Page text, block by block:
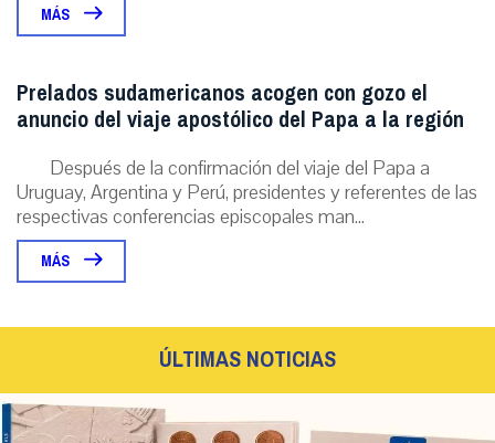
MÁS
Prelados sudamericanos acogen con gozo el
anuncio del viaje apostólico del Papa a la región
Después de la confirmación del viaje del Papa a
Uruguay, Argentina y Perú, presidentes y referentes de las
respectivas conferencias episcopales man...
MÁS
ÚLTIMAS NOTICIAS